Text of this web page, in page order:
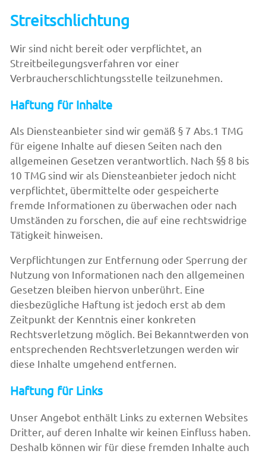
Streitschlichtung
Wir sind nicht bereit oder verpflichtet, an
Streitbeilegungsverfahren vor einer
Verbraucherschlichtungsstelle teilzunehmen.
Haftung für Inhalte
Als Diensteanbieter sind wir gemäß § 7 Abs.1 TMG
für eigene Inhalte auf diesen Seiten nach den
allgemeinen Gesetzen verantwortlich. Nach §§ 8 bis
10 TMG sind wir als Diensteanbieter jedoch nicht
verpflichtet, übermittelte oder gespeicherte
fremde Informationen zu überwachen oder nach
Umständen zu forschen, die auf eine rechtswidrige
Tätigkeit hinweisen.
Verpflichtungen zur Entfernung oder Sperrung der
Nutzung von Informationen nach den allgemeinen
Gesetzen bleiben hiervon unberührt. Eine
diesbezügliche Haftung ist jedoch erst ab dem
Zeitpunkt der Kenntnis einer konkreten
Rechtsverletzung möglich. Bei Bekanntwerden von
entsprechenden Rechtsverletzungen werden wir
diese Inhalte umgehend entfernen.
Haftung für Links
Unser Angebot enthält Links zu externen Websites
Dritter, auf deren Inhalte wir keinen Einfluss haben.
Deshalb können wir für diese fremden Inhalte auch